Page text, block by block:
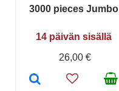
3000 pieces Jumbo
14 päivän sisällä
26,00 €